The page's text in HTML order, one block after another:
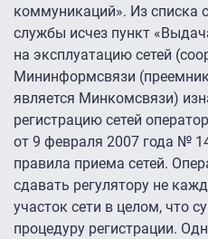
коммуникаций». Из списка
службы исчез пункт
на эксплуатацию сетей
Мининформсвязи
является Минкомсвязи)
регистрацию сетей
от 9 февраля 2007 года №
правила приема сетей.
сдавать регулятору не
участок сети в целом, что
процедуру регистрации.